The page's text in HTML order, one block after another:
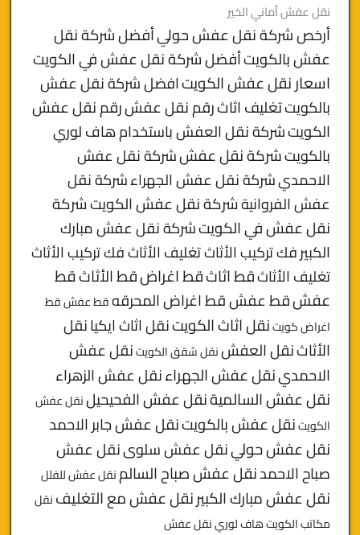
نقل عفش أماني الخير
أرخص شركة نقل عفش حوليأفضل شركة نقل
عفش بالكويتأفضل شركة نقل عفش في الكويت
اسعار نقل عفش الكويتافضل شركة نقل عفش
بالكويتتغليف اثاثرقم نقل عفشرقم نقل عفش
الكويتشركة نقل العفش باستخدام هاف لوري
بالكويتشركة نقل عفششركة نقل عفش
الاحمديشركة نقل عفش الجهراءشركة نقل
عفش الفروانيةشركة نقل عفش الكويتشركة
نقل عفش في الكويتشركة نقل عفش مبارك
الكبيرفك تركيب الأثاث تغليف الأثاث فك تركيب الأثاث
تغليف الأثاثقط اثاثقط اغراضقط الأثاثقط
عفشقط عفش قط اغراض المحرقهقط عفش قط
اغراض كويتنقل اثاث الكويتنقل اثاث ايكيانقل
الأثاثنقل العفشنقل شقق الكويتنقل عفش
الاحمدينقل عفش الجهراءنقل عفش الزهراء
نقل عفش السالميةنقل عفش الفحيحيلنقل عفش
الكويتنقل عفش بالكويتنقل عفش جابر الاحمد
نقل عفش حولينقل عفش سلوىنقل عفش
صباح الاحمدنقل عفش صباح السالمنقل عفش للفلل
نقل عفش مبارك الكبيرنقل عفش مع التغليفنقل
مكاتب الكويتهاف لوري نقل عفش